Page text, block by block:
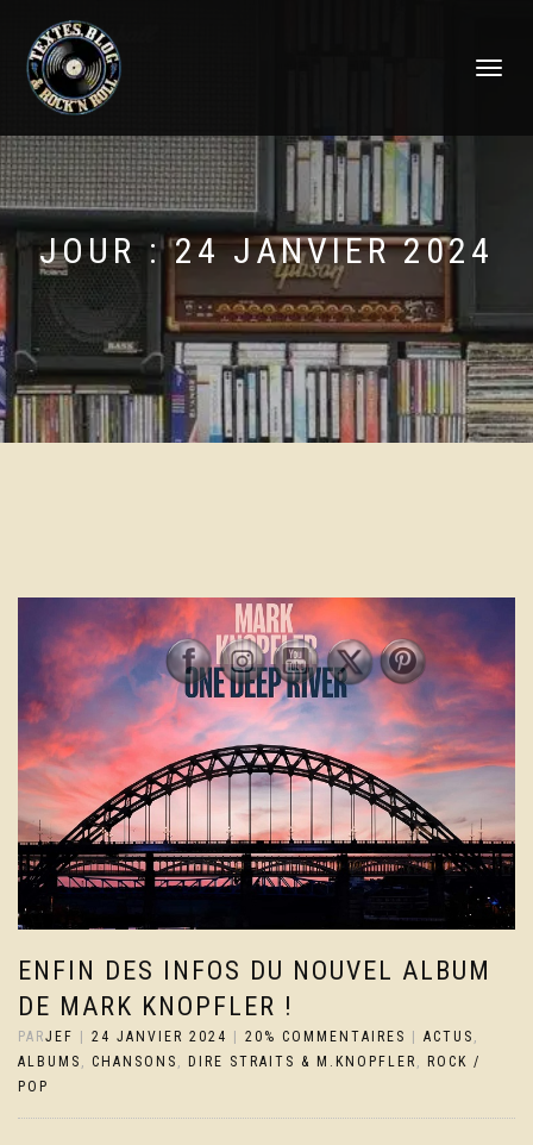
DÉPLIER
JOUR :24 JANVIER 2024
ENFIN DES INFOS DU NOUVEL ALBUM
DE MARK KNOPFLER !
PARJEF | 24 JANVIER 2024 | 20% COMMENTAIRES | ACTUS
ALBUMS
CHANSONS DIRE STRAITS & M.KNOPFLER
ROCK /
POP